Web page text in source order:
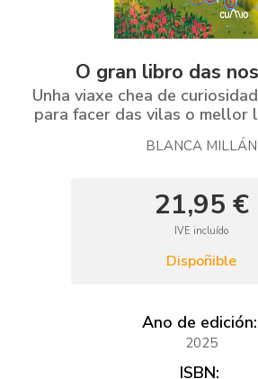
O gran libro das
Unha viaxe chea de
para facer das vilas o mellor
BLANCA MILLÁN
21,95 €
IVE incluído
Dispoñible
Ano de edición:
2025
ISBN: